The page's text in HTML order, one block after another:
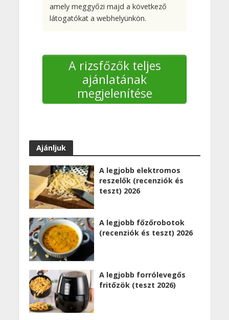
amely meggyőzi majd a következő
látogatókat a webhelyünkön.
A rizsfőzők teljes
ajánlatának
megjelenítése
Ajánljuk
A legjobb elektromos
reszelők (recenziók és
teszt) 2026
A legjobb főzőrobotok
(recenziók és teszt) 2026
A legjobb forrólevegős
fritőzök (teszt 2026)